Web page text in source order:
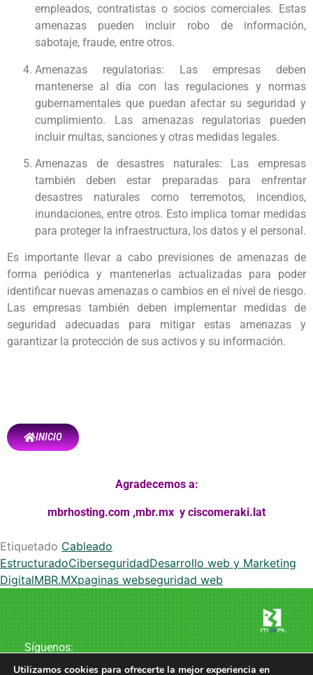
empleados, contratistas o socios comerciales. Estas
amenazas pueden incluir robo de información,
sabotaje, fraude, entre otros.
Amenazas regulatorias: Las empresas deben
mantenerse al día con las regulaciones y normas
gubernamentales que puedan afectar su seguridad y
cumplimiento. Las amenazas regulatorias pueden
incluir multas, sanciones y otras medidas legales.
Amenazas de desastres naturales: Las empresas
también deben estar preparadas para enfrentar
desastres naturales como terremotos, incendios,
inundaciones, entre otros. Esto implica tomar medidas
para proteger la infraestructura, los datos y el personal.
Es importante llevar a cabo previsiones de amenazas de
forma periódica y mantenerlas actualizadas para poder
identificar nuevas amenazas o cambios en el nivel de riesgo.
Las empresas también deben implementar medidas de
seguridad adecuadas para mitigar estas amenazas y
garantizar la protección de sus activos y su información.
INICIO
Agradecemos a:
mbrhosting.com ,mbr.mx y ciscomeraki.lat
Etiquetado Cableado
EstructuradoCiberseguridadDesarrollo web y Marketing
DigitalMBR.MXpaginas webseguridad web
Síguenos:
Utilizamos cookies para ofrecerte la mejor experiencia en